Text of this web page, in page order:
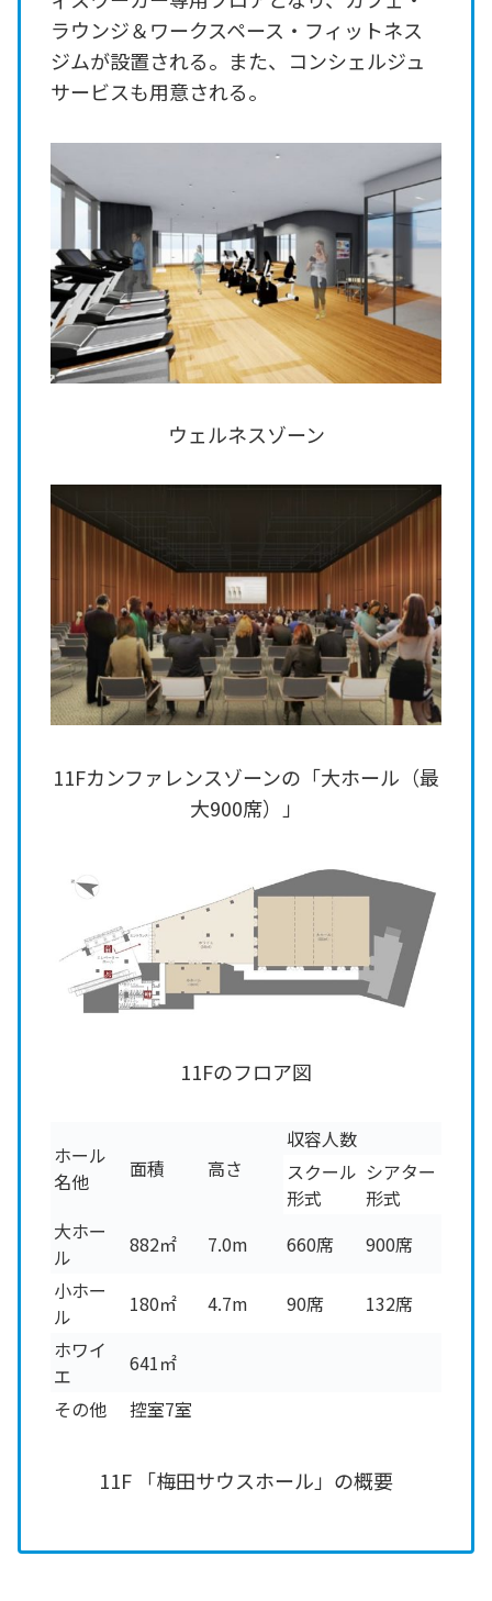
ラウンジ＆ワークスペース・フィットネス
ジムが設置される。また、コンシェルジュ
サービスも用意される。
ウェルネスゾーン
11Fカンファレンスゾーンの「大ホール（最
大900席）」
11Fのフロア図
ホール
名他
面積 高さ
収容人数
スクール
形式
シアター
形式
大ホー
ル
882㎡ 7.0m 660席
900席
小ホー
ル
180㎡ 4.7m 90席
132席
ホワイ
エ
641㎡
その他
控室7室
11F 「梅田サウスホール」の概要